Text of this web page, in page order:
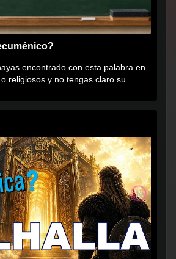
encontrado con esta palabra en
religiosos y no tengas claro su...